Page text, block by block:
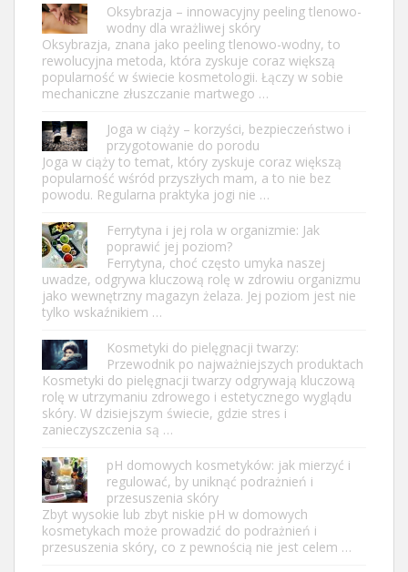
Oksybrazja – innowacyjny peeling tlenowo-
wodny dla wrażliwej skóry
Oksybrazja, znana jako peeling tlenowo-wodny, to
rewolucyjna metoda, która zyskuje coraz większą
popularność w świecie kosmetologii. Łączy w sobie
mechaniczne złuszczanie martwego …
Joga w ciąży – korzyści, bezpieczeństwo i
przygotowanie do porodu
Joga w ciąży to temat, który zyskuje coraz większą
popularność wśród przyszłych mam, a to nie bez
powodu. Regularna praktyka jogi nie …
Ferrytyna i jej rola w organizmie: Jak
poprawić jej poziom?
Ferrytyna, choć często umyka naszej
uwadze, odgrywa kluczową rolę w zdrowiu organizmu
jako wewnętrzny magazyn żelaza. Jej poziom jest nie
tylko wskaźnikiem …
Kosmetyki do pielęgnacji twarzy:
Przewodnik po najważniejszych produktach
Kosmetyki do pielęgnacji twarzy odgrywają kluczową
rolę w utrzymaniu zdrowego i estetycznego wyglądu
skóry. W dzisiejszym świecie, gdzie stres i
zanieczyszczenia są …
pH domowych kosmetyków: jak mierzyć i
regulować, by uniknąć podrażnień i
przesuszenia skóry
Zbyt wysokie lub zbyt niskie pH w domowych
kosmetykach może prowadzić do podrażnień i
przesuszenia skóry, co z pewnością nie jest celem …